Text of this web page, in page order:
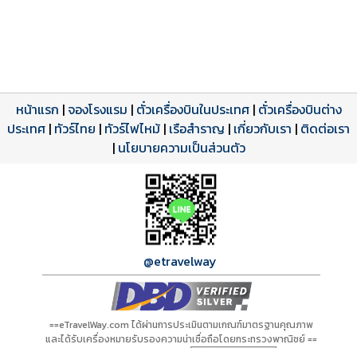
โปรแกรมทัวร์
ดาวน์โหลด PDF
รีวิวลูกค้าจริง
รีวิวจาก eTravelWay
เปิดหน้าเต็ม
ใบอนุญาตนำเที่ยว
เลขที่ 11/11450
เปิดหน้าเต็ม
หน้าแรก |จองโรงแรม | ตั๋วเครื่องบินในประเทศ| ตั๋วเครื่องบินต่าง
ประเทศ | ทัวร์ไทย | ทัวร์ไฟไหม้ | เรือสำราญ | เกี่ยวกับเรา | ติดต่อเรา
| นโยบายความเป็นส่วนตัว
@etravelway
==eTravelWay.com ได้ผ่านการประเมินตามเกณฑ์มาตรฐานคุณภาพ
และได้รับเครื่องหมายรับรองความน่าเชื่อถือโดยกระทรวงพาณิชย์ ==